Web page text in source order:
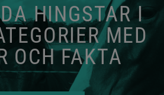
HINGSTAR I
MED
OCH FAKTA